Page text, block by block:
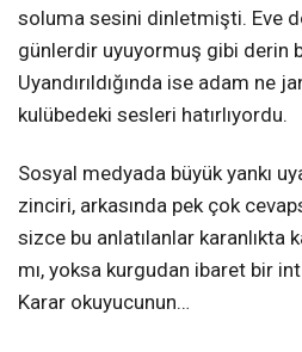
soluma sesini dinletmişti. Eve
günlerdir uyuyormuş gibi derin
Uyandırıldığında ise adam ne
kulübedeki sesleri hatırlıyordu.
Sosyal medyada büyük yankı
zinciri, arkasında pek çok
sizce bu anlatılanlar karanlıkta
mı, yoksa kurgudan ibaret bir
Karar okuyucunun…